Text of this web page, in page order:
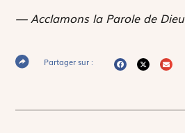
— Acclamons la Parole de
Partager sur :